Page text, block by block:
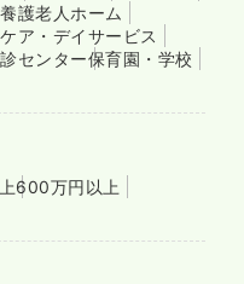
護老人ホーム
ア・デイサービス
センター保育園・学校
600万円以上